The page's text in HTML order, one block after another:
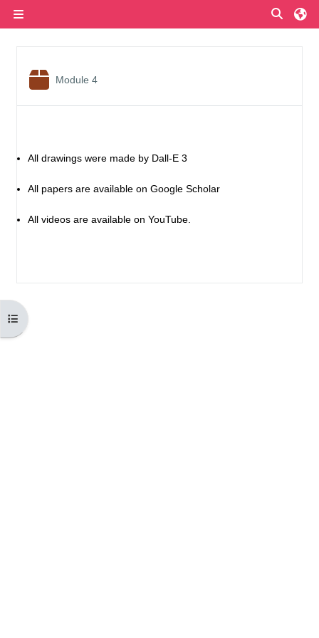
Otwórz indeks kursu
Module 4Pakiet SCORM
All drawings were madeby Dall-E 3
All papers are available on Google Scholar
All videos are available on YouTube.